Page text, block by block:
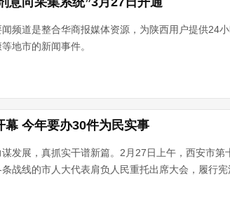
频道是整合华商报媒体资源，为陕西用户提供24
地市的新闻事件。
今年要办30件为民实事
发展，真抓实干谱新篇。2月27日上午，西安市
条战线的市人大代表肩负人民重托出席大会，履行宪